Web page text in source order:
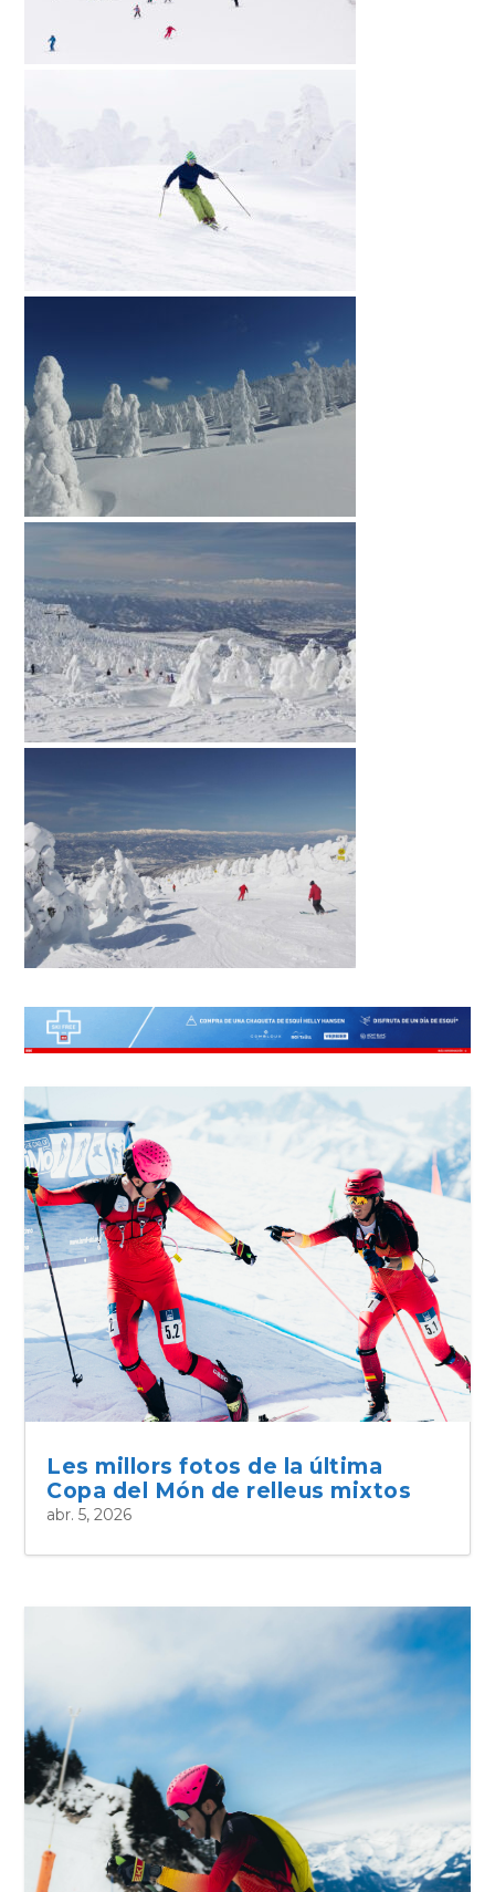
Les millors fotos de la última
Copa del Món de relleus mixtos
abr. 5, 2026